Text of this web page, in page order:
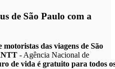
de São Paulo com a
motoristas das viagens de São
- Agência Nacional de
de vida é gratuito para todos